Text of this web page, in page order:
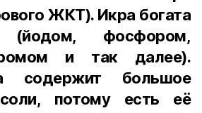
ЖКТ). Икра богата
(йодом, фосфором,
и так далее).
содержит большое
потому есть её